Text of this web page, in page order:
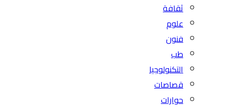
ثقافة
علوم
فنون
طب
التكنولوجيا
قصاصات
حوارات